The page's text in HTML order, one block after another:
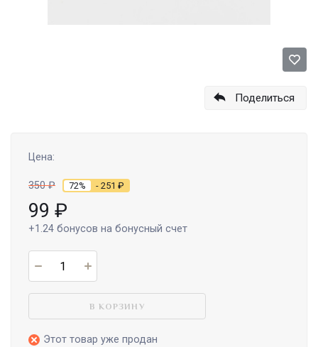
Поделиться
Цена:
350₽ 72% - 251 ₽
99 ₽
+1.24 бонусов на бонусный счет
В КОРЗИНУ
Этот товар уже продан